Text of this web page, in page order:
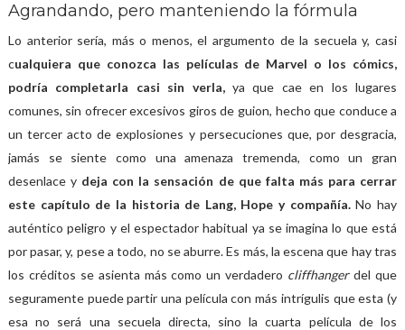
Agrandando, pero manteniendo la fórmula
Lo anterior sería, más o menos, el argumento de la secuela y, casi
cualquiera que conozca las películas de Marvel o los cómics,
podría completarla casi sin verla, ya que cae en los lugares
comunes, sin ofrecer excesivos giros de guion, hecho que conduce a
un tercer acto de explosiones y persecuciones que, por desgracia,
jamás se siente como una amenaza tremenda, como un gran
desenlace y deja con la sensación de que falta más para cerrar
este capítulo de la historia de Lang, Hope y compañía.No hay
auténtico peligro y el espectador habitual ya se imagina lo que está
por pasar, y, pese a todo, no se aburre. Es más, la escena que hay tras
los créditos se asienta más como un verdadero cliffhangerdel que
seguramente puede partir una película con más intrígulis que esta (y
esa no será una secuela directa, sino la cuarta película de los